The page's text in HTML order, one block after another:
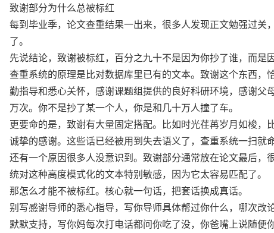
致谢部分为什么总被标红
每到毕业季，论文查重结果一出来，很多人发现正文勉强过
了。
先说结论，致谢被标红，百分之九十不是因为你抄了谁，而是
查重系统的原理是比对数据库里已有的文本。致谢这个东西
勤指导和悉心关怀，感谢课题组提供的良好科研环境，感谢
万次。你不是抄了某一个人，你是和几十万人撞了车。
更要命的是，致谢有大量固定搭配。比如时光荏苒岁月如梭
诚挚的感谢。这些话已经被用到失去语义了，查重系统一扫就命
还有一个原因很多人没意识到。致谢部分通常放在论文最后
统对这种高度模式化的文本特别敏感，因为它太容易匹配了。
那怎么才能不被标红。核心就一句话，把套话换成真话。
别写感谢导师的悉心指导，写你导师具体帮过你什么，哪次
默默支持，写你妈每次打电话都问你吃了没，你爸嘴上说随